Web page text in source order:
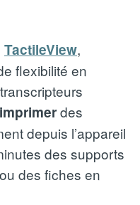
TactileView,
flexibilité en
des
depuis l’appareil
des supports
des fiches en